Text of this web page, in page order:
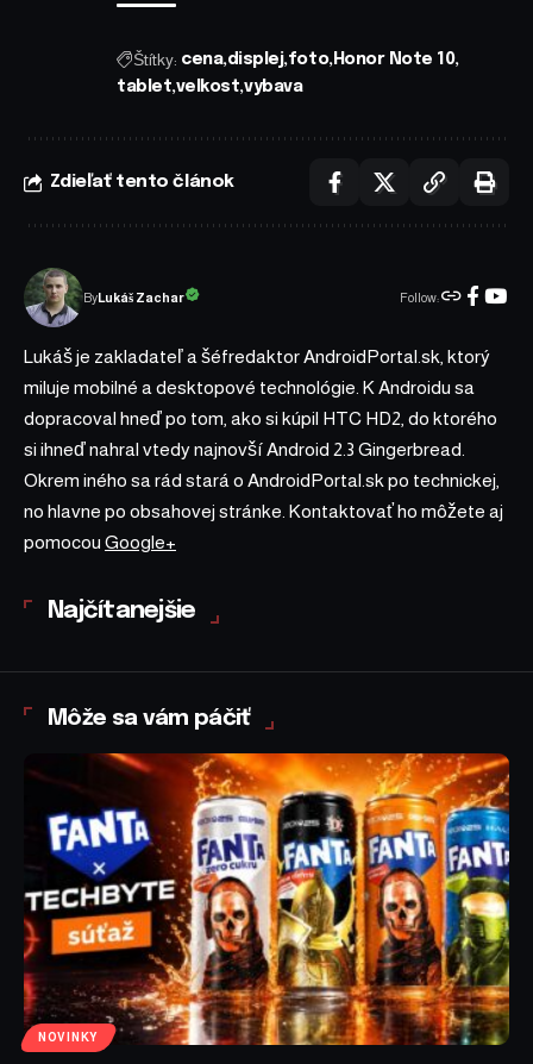
Štítky: cena displej foto Honor Note 10
tablet velkost vybava
Zdieľať tento článok
ByLukáš Zachar Follow:
Lukáš je zakladateľ a šéfredaktor AndroidPortal.sk, ktorý
miluje mobilné a desktopové technológie. K Androidu sa
dopracoval hneď po tom, ako si kúpil HTC HD2, do ktorého
si ihneď nahral vtedy najnovší Android 2.3 Gingerbread.
Okrem iného sa rád stará o AndroidPortal.sk po technickej,
no hlavne po obsahovej stránke. Kontaktovať ho môžete aj
pomocou Google+
Najčítanejšie
Môže sa vám páčiť
NOVINKY